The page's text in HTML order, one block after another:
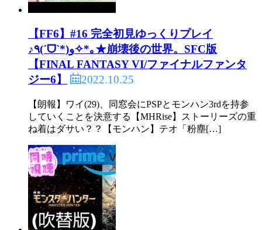
【FF6】#16 完全初見ゆっくりプレイ
♪٩(ˊᗜˋ*)و✧*｡★崩壊後の世界。SFC版
【FINAL FANTASY VI/ファイナルファンタ
ジー6】
2022.10.25
【朗報】ワイ(29)、同窓会にPSPとモンハン3rdを持参
していくことを決意する【MHRise】ストーリーズの重
ね着はダサい？？【モンハン】テオ「粉塵[…]